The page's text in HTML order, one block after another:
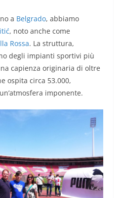
a Belgrado, abbiamo
, noto anche come
Rossa. La struttura,
degli impianti sportivi più
capienza originaria di oltre
ospita circa 53.000,
imponente.